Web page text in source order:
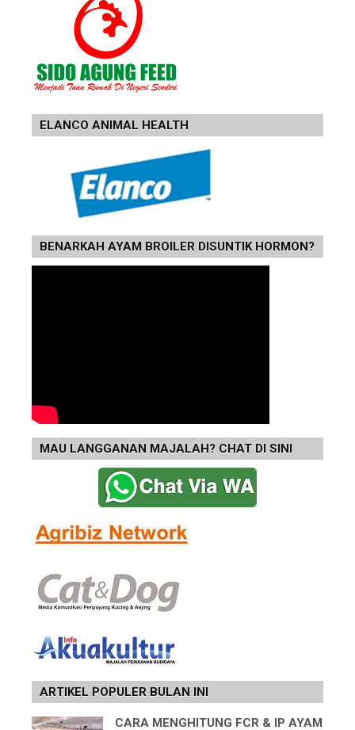
ELANCO ANIMAL HEALTH
BENARKAH AYAM BROILER DISUNTIK HORMON?
MAU LANGGANAN MAJALAH? CHAT DI SINI
ARTIKEL POPULER BULAN INI
CARA MENGHITUNG FCR & IP AYAM